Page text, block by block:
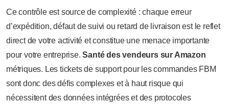
Ce contrôle est source de complexité : chaque erreur
d’expédition, défaut de suivi ou retard de livraison est le reflet
direct de votre activité et constitue une menace importante
pour votre entreprise.Santé des vendeurs sur Amazon
métriques. Les tickets de support pour les commandes FBM
sont donc des défis complexes et à haut risque qui
nécessitent des données intégrées et des protocoles